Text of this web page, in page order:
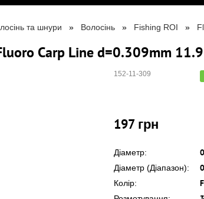
та шнури Волосінь Fishing ROI
Carp Line d=0.309mm
152-11-309
197 грн
Діаметр:
Діаметр (Діапазон):
Колір: